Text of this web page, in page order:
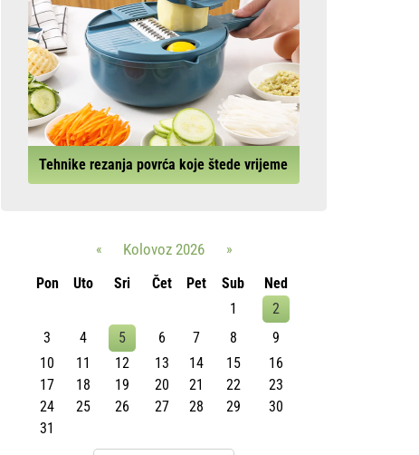
Tehnike rezanja povrća koje štede vrijeme
« Kolovoz 2026
»
Pon
Uto Sri Čet Pet Sub
Ned
1
2
3
4 5 6 7 8
9
10
11 12 13 14 15
16
17
18 19 20 21 22
23
24
25 26 27 28 29
30
31